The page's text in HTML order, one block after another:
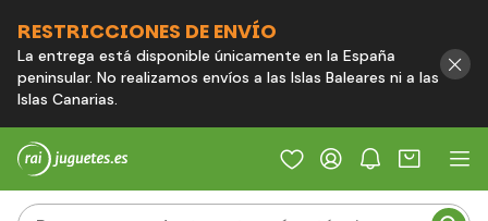
RESTRICCIONES DE ENVÍO
La entrega está disponible únicamente en la España
peninsular. No realizamos envíos a las Islas Baleares ni a las
Islas Canarias.